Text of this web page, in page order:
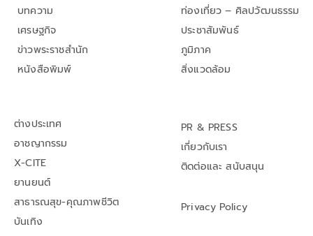
บทความ
เศรษฐกิจ
ข่าวพระราชสำนัก
หนังสือพิมพ์
ท่องเที่ยว – ศิลปวัฒนธรรม
ประชาสัมพันธ์
ภูมิภาค
สิ่งแวดล้อม
ต่างประเทศ
อาชญากรรม
X-CITE
ยานยนต์
สาธารณสุข-คุณภาพชีวิต
บันเทิง
PR & PRESS
เกี่ยวกับเรา
ติดต่อและ สนับสนุน
Privacy Policy